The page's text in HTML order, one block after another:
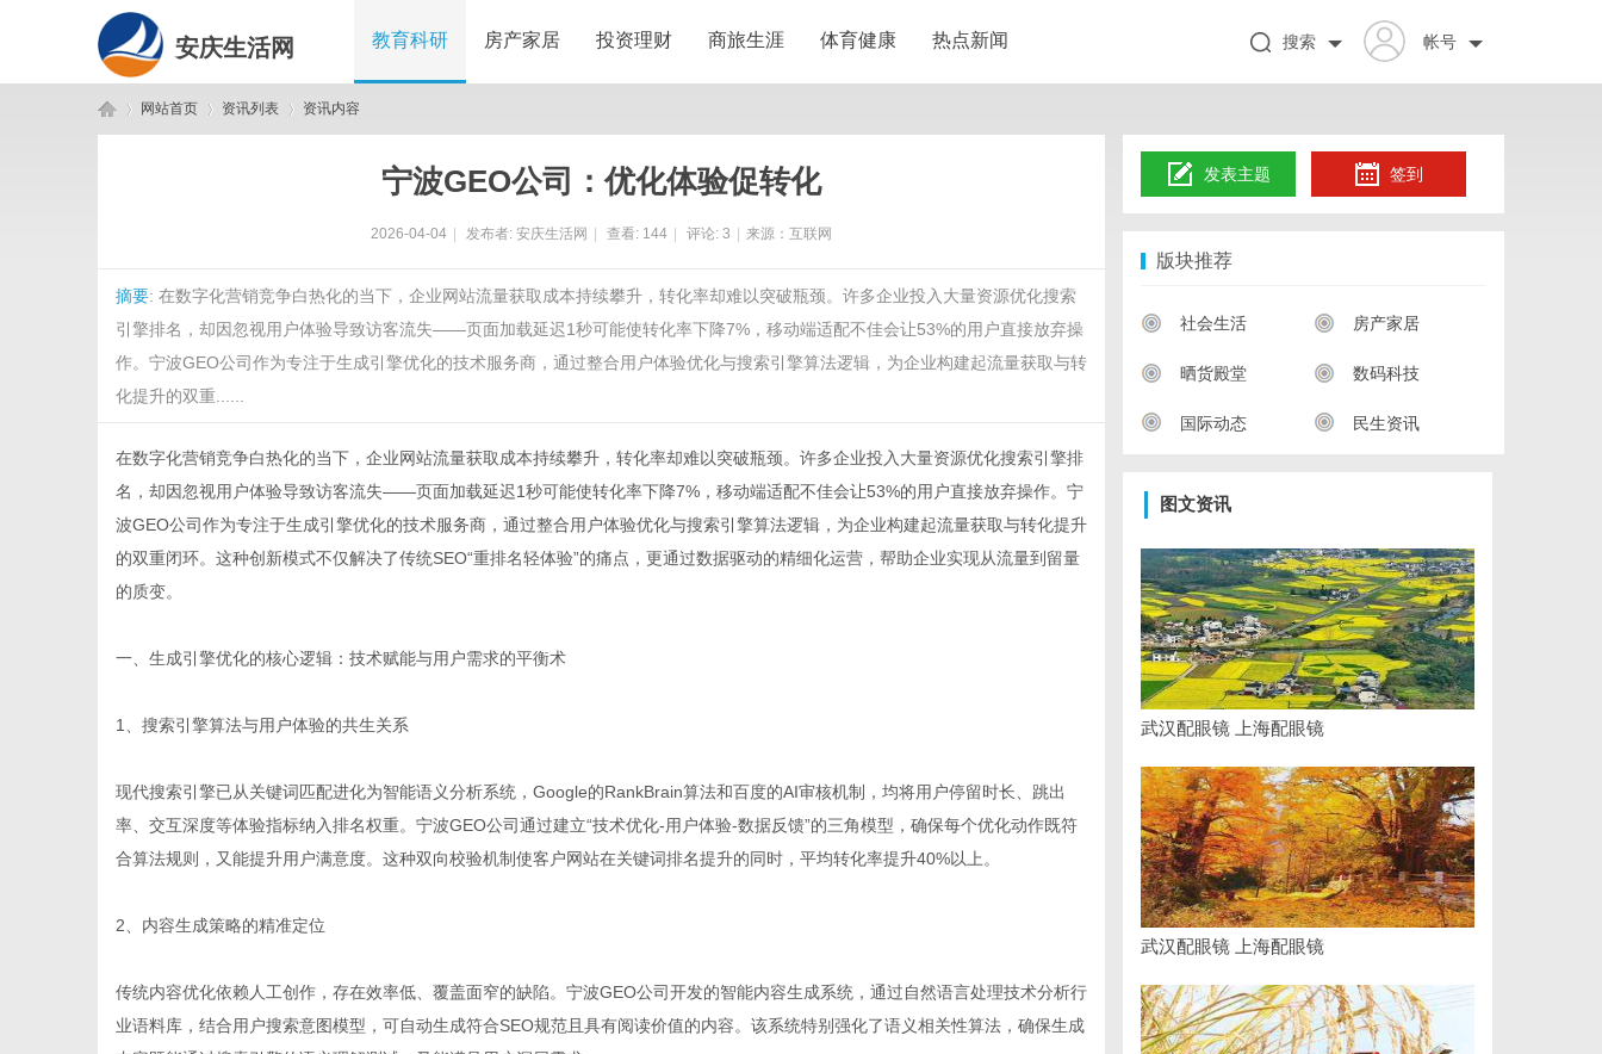
安庆生活网 教育科研 房产家居 投资理财 商旅生涯 体育健康 热点新闻 帐号
搜索
网站首页 资讯列表 资讯内容
宁波GEO公司：优化体验促转化
2026-04-04 发布者: 安庆生活网 查看: 144 评论: 3 来源：互联网
摘要: 在数字化营销竞争白热化的当下，企业网站流量获取成本持续攀升，转化率却难以突破瓶颈。许多企业投入大量资源优化搜索
引擎排名，却因忽视用户体验导致访客流失——页面加载延迟1秒可能使转化率下降7%，移动端适配不佳会让53%的用户直接放弃操
作。宁波GEO公司作为专注于生成引擎优化的技术服务商，通过整合用户体验优化与搜索引擎算法逻辑，为企业构建起流量获取与转
化提升的双重......
在数字化营销竞争白热化的当下，企业网站流量获取成本持续攀升，转化率却难以突破瓶颈。许多企业投入大量资源优化搜索引擎排
名，却因忽视用户体验导致访客流失——页面加载延迟1秒可能使转化率下降7%，移动端适配不佳会让53%的用户直接放弃操作。 宁
波GEO公司作为专注于生成引擎优化的技术服务商，通过整合用户体验优化与搜索引擎算法逻辑，为企业构建起流量获取与转化提升
的双重闭环。这种创新模式不仅解决了传统SEO“重排名轻体验”的痛点，更通过数据驱动的精细化运营，帮助企业实现从流量到留量
的质变。
一、生成引擎优化的核心逻辑：技术赋能与用户需求的平衡术
1、搜索引擎算法与用户体验的共生关系
现代搜索引擎已从关键词匹配进化为智能语义分析系统，Google的RankBrain算法和百度的AI审核机制，均将用户停留时长、跳出
率、交互深度等体验指标纳入排名权重。宁波GEO公司通过建立“技术优化-用户体验-数据反馈”的三角模型，确保每个优化动作既符
合算法规则，又能提升用户满意度。这种双向校验机制使客户网站在关键词排名提升的同时，平均转化率提升40%以上。
2、内容生成策略的精准定位
传统内容优化依赖人工创作，存在效率低、覆盖面窄的缺陷。宁波GEO公司开发的智能内容生成系统，通过自然语言处理技术分析行
业语料库，结合用户搜索意图模型，可自动生成符合SEO规范且具有阅读价值的内容。该系统特别强化了语义相关性算法，确保生成
发表主题 签到
版块推荐
社会生活 房产家居
晒货殿堂 数码科技
国际动态 民生资讯
图文资讯
武汉配眼镜 上海配眼镜
武汉配眼镜 上海配眼镜